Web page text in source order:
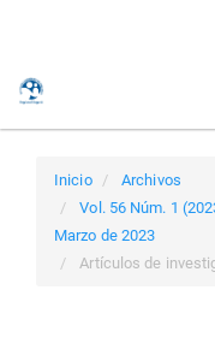
Inicio
Archivos
Vol. 56 Núm. 1
Marzo de 2023
Artículos de